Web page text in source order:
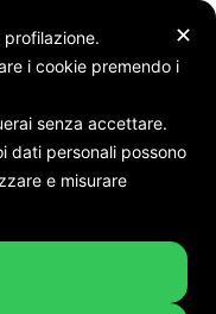
✕
i cookie premendo i
senza accettare.
dati personali possono
e misurare